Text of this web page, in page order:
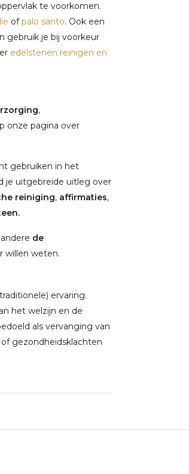
te voorkomen.
ofpalo santo. Ook een
gebruik je bij voorkeur
edelstenen reinigen en
,
onze pagina over
gebruiken in het
je uitgebreide uitleg over
reiniging, affirmaties,
de
willen weten.
ervaring.
het welzijn en de
als vervanging van
gezondheidsklachten